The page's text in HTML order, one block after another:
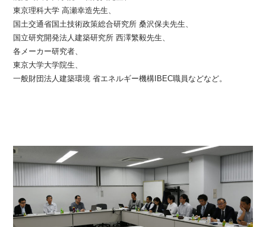
東京理科大学 高瀬幸造先生、
国土交通省国土技術政策総合研究所 桑沢保夫先生、
国立研究開発法人建築研究所 西澤繁毅先生、
各メーカー研究者、
東京大学大学院生、
一般財団法人建築環境 省エネルギー機構IBEC職員などなど。